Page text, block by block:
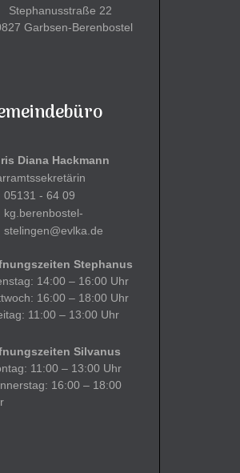
Stephanusstraße 22
Garbsen-Berenbostel
Diana Hackmann
05131 - 64 09
kg.berenbostel-
stelingen@evlka.de
Stephanus
14:00 – 16:00 Uhr
16:00 – 18:00 Uhr
11:00 – 13:00 Uhr
Silvanus
11:00 – 13:00 Uhr
16:00 – 18:00